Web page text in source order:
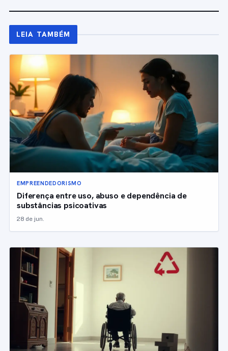
LEIA TAMBÉM
EMPREENDEDORISMO
Diferença entre uso, abuso e dependência de
substâncias psicoativas
28 de jun.